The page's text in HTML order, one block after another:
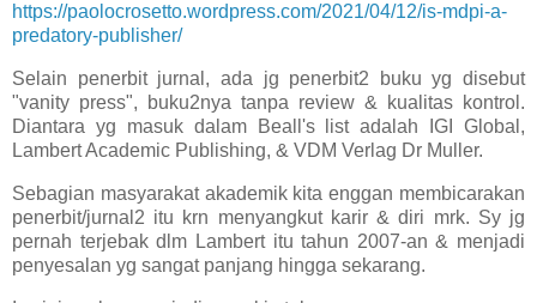
https://paolocrosetto.wordpress.com/2021/04/12/is-mdpi-a-
predatory-publisher/
Selain penerbit jurnal, ada jg penerbit2 buku yg disebut
"vanity press", buku2nya tanpa review & kualitas kontrol.
Diantara yg masuk dalam Beall's list adalah IGI Global,
Lambert Academic Publishing, & VDM Verlag Dr Muller.
Sebagian masyarakat akademik kita enggan membicarakan
penerbit/jurnal2 itu krn menyangkut karir & diri mrk. Sy jg
pernah terjebak dlm Lambert itu tahun 2007-an & menjadi
penyesalan yg sangat panjang hingga sekarang.